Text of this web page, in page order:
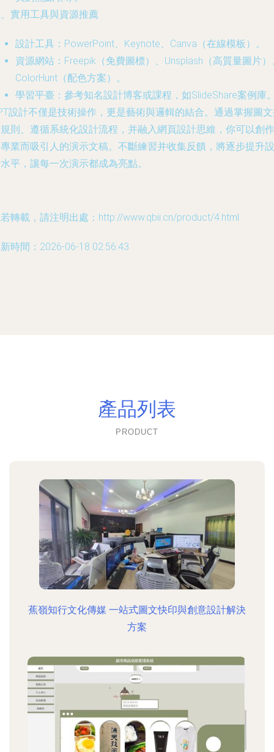
實用工具與資源推薦
設計工具：PowerPoint、Keynote、Canva（在線模板）。
資源網站：Freepik（免費圖標）、Unsplash（高質量圖片）
ColorHunt（配色方案）。
學習平臺：參考知名設計博客或課程，如SlideShare案例庫
設計不僅是技術操作，更是藝術與邏輯的結合。通過掌握圖
則、遵循系統化設計流程，并融入網頁設計思維，你可以創作
業而吸引人的演示文稿。不斷練習并收集反饋，將逐步提升設
平，讓每一次演示都成為亮點。
轉載，請注明出處：http://www.qbii.cn/product/4.html
時間：2026-06-18 02:56:43
產品列表
PRODUCT
蕉嶺知行文化傳媒 一站式圖文快印與創意設計解決
方案